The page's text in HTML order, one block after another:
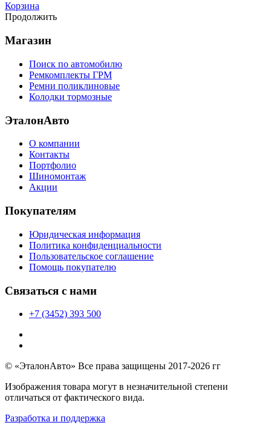
Корзина
Продолжить
Магазин
Поиск по автомобилю
Ремкомплекты ГРМ
Ремни поликлиновые
Колодки тормозные
ЭталонАвто
О компании
Контакты
Портфолио
Шиномонтаж
Акции
Покупателям
Юридическая информация
Политика конфиденциальности
Пользовательское соглашение
Помощь покупателю
Связаться с нами
+7 (3452) 393 500
© «ЭталонАвто» Все права защищены 2017-2026 гг
Изображения товара могут в незначительной степени
отличаться от фактического вида.
Разработка и поддержка